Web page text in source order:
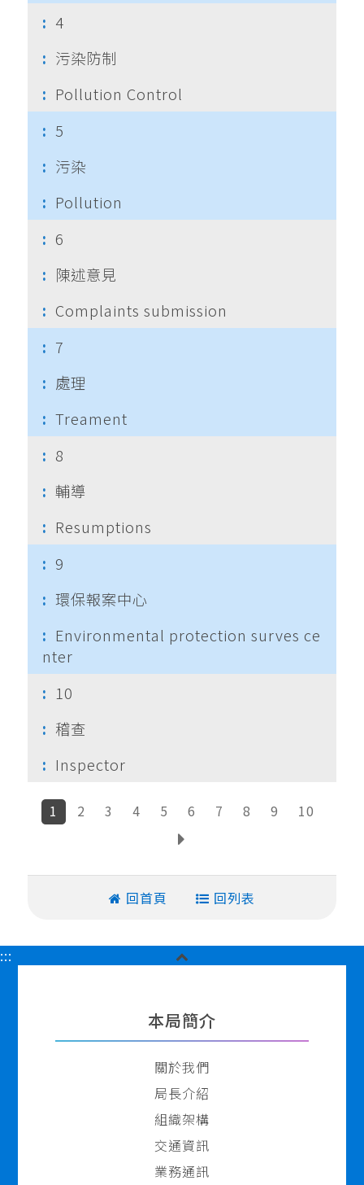
4
污染防制
Pollution Control
5
污染
Pollution
6
陳述意見
Complaints submission
7
處理
Treament
8
輔導
Resumptions
9
環保報案中心
Environmental protection surves ce
nter
10
稽查
Inspector
1 2 3 4 5 6 7 8 9
10
頁
回首頁
回列表
:::
頁
尾
本局簡介
關於我們
局長介紹
組織架構
交通資訊
業務通訊